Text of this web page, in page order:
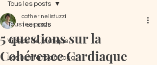
Tous les posts
Vidéos de pratique
Les bienfaits du Yoga
Tous les posts
5 questions sur la
Cohérence Cardiaque
catherinelistuzzi
1 oct. 2025